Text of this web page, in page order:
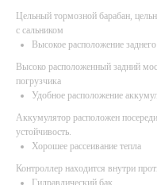
Цельный тормозной барабан,
с сальником
Высокое расположение
Высоко расположенный задний
погрузчика
Удобное расположение
Аккумулятор расположен
устойчивость.
Хорошее рассеивание тепла
Контроллер находится внутри
Гидравлический бак